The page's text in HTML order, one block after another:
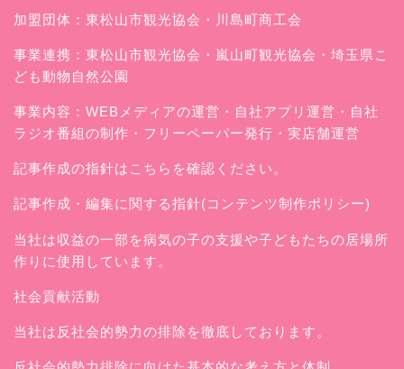
加盟団体：東松山市観光協会・川島町商工会
事業連携：東松山市観光協会・嵐山町観光協会・埼玉県こ
ども動物自然公園
事業内容：WEBメディアの運営・自社アプリ運営・自社
ラジオ番組の制作・フリーペーパー発行・実店舗運営
記事作成の指針はこちらを確認ください。
記事作成・編集に関する指針(コンテンツ制作ポリシー)
当社は収益の一部を病気の子の支援や子どもたちの居場所
作りに使用しています。
社会貢献活動
当社は反社会的勢力の排除を徹底しております。